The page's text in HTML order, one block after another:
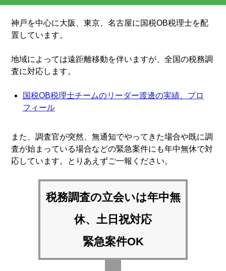
神戸を中心に大阪、東京、名古屋に国税OB税理士を配
置しています。
地域によっては遠距離移動を伴いますが、全国の税務調
査に対応します。
国税OB税理士チームのリーダー渡邊の実績、プロ
フィール
また、調査官が突然、無通知でやってきた場合や既に調
査が始まっている場合などの緊急案件にも年中無休で対
応しています。とりあえずご一報ください。
税務調査の立会いは年中無
休、土日祝対応
緊急案件OK